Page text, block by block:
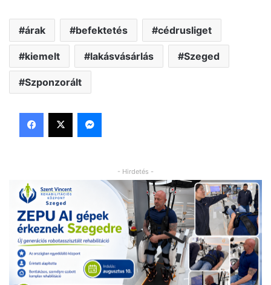
árak befektetés cédrusliget
kiemelt lakásvásárlás Szeged
Szponzorált
Facebook
X Messenger
- Hirdetés -